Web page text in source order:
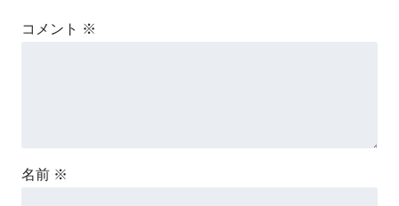
コメント ※
名前 ※